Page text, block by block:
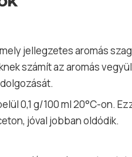
jellegzetes aromás
számít az aromás
0,1 g/100 ml 20°C-on.
jóval jobban oldódik.